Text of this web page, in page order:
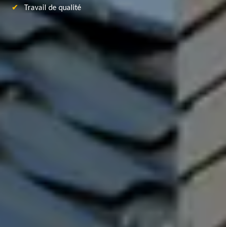
Travail de qualité